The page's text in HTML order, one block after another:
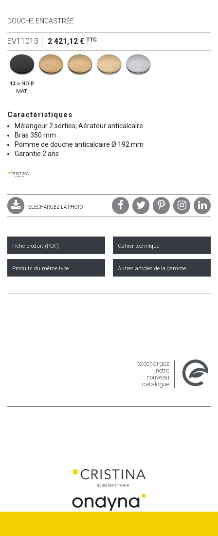
DOUCHE ENCASTRÉE
EV11013 2 421,12 € TTC
13 >NOIR
MAT
Caractéristiques
Mélangeur 2 sorties; Aérateur anticalcaire
Bras 350 mm
Pomme de douche anticalcaire Ø 192 mm
Garantie 2 ans
TÉLÉCHARGEZ LA PHOTO
Fiche produit (PDF) Cahier technique
Produits du même type Autres articles de la gamme
téléchargez
notre
nouveau
catalogue